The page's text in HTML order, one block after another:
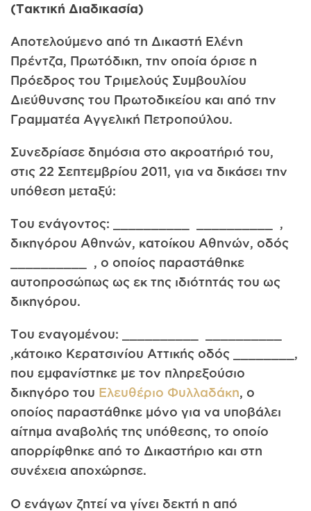
(Τακτική Διαδικασία)
Αποτελούμενο από τη Δικαστή Ελένη
Πρέντζα, Πρωτόδικη, την οποία όρισε η
Πρόεδρος του Τριμελούς Συμβουλίου
Διεύθυνσης του Πρωτοδικείου και από την
Γραμματέα Αγγελική Πετροπούλου.
Συνεδρίασε δημόσια στο ακροατήριό του,
στις 22 Σεπτεμβρίου 2011, για να δικάσει την
υπόθεση μεταξύ:
Του ενάγοντος: __________ __________ ,
δικηγόρου Αθηνών, κατοίκου Αθηνών, οδός
__________ , ο οποίος παραστάθηκε
αυτοπροσώπως ως εκ της ιδιότητάς του ως
δικηγόρου.
Του εναγομένου: __________ __________
,κάτοικο Κερατσινίου Αττικής οδός ________,
που εμφανίστηκε με τον πληρεξούσιο
δικηγόρο του Ελευθέριο Φυλλαδάκη, ο
οποίος παραστάθηκε μόνο για να υποβάλει
αίτημα αναβολής της υπόθεσης, το οποίο
απορρίφθηκε από το Δικαστήριο και στη
συνέχεια αποχώρησε.
Ο ενάγων ζητεί να γίνει δεκτή η από